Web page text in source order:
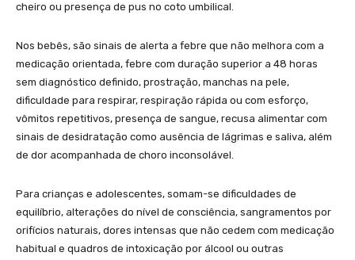
cheiro ou presença de pus no coto umbilical.
Nos bebês, são sinais de alerta a febre que não melhora com a
medicação orientada, febre com duração superior a 48 horas
sem diagnóstico definido, prostração, manchas na pele,
dificuldade para respirar, respiração rápida ou com esforço,
vômitos repetitivos, presença de sangue, recusa alimentar com
sinais de desidratação como ausência de lágrimas e saliva, além
de dor acompanhada de choro inconsolável.
Para crianças e adolescentes, somam-se dificuldades de
equilíbrio, alterações do nível de consciência, sangramentos por
orifícios naturais, dores intensas que não cedem com medicação
habitual e quadros de intoxicação por álcool ou outras